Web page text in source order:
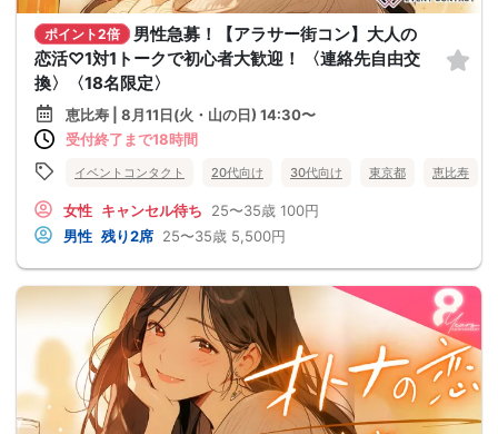
ポイント2倍
男性急募！【アラサー街コン】大人の
恋活♡1対1トークで初心者大歓迎！ 〈連絡先自由交
換〉〈18名限定〉
恵比寿 | 8月11日(火・山の日) 14:30〜
受付終了まで18時間
イベントコンタクト 20代向け 30代向け 東京都 恵比寿
女性 キャンセル待ち 25〜35歳 100円
男性 残り2席 25〜35歳 5,500円